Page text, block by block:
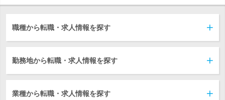
職種から転職・求人情報を探す
勤務地から転職・求人情報を探す
業種から転職・求人情報を探す